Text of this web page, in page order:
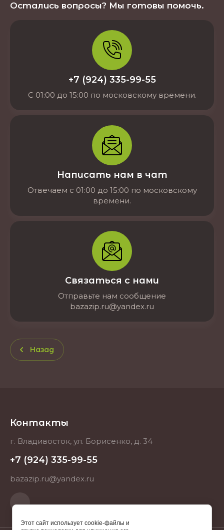
Остались вопросы? Мы готовы помочь.
+7 (924) 335-99-55
С 01:00 до 15:00 по московскому времени.
Написать нам в чат
Отвечаем с 01:00 до 15:00 по московскому
времени.
Связаться с нами
Отправьте нам сообщение
bazazip.ru@yandex.ru
Назад
Контакты
г. Владивосток, ул. Борисенко, д. 34
+7 (924) 335-99-55
bazazip.ru@yandex.ru
Этот сайт использует cookie-файлы и